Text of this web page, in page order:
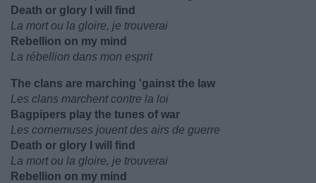
Death or glory I will find
La mort ou la gloire, je trouverai
Rebellion on my mind
La rébellion dans mon esprit
The clans are marching 'gainst the law
Les clans marchent contre la loi
Bagpipers play the tunes of war
Les cornemuses jouent des airs de guerre
Death or glory I will find
La mort ou la gloire, je trouverai
Rebellion on my mind